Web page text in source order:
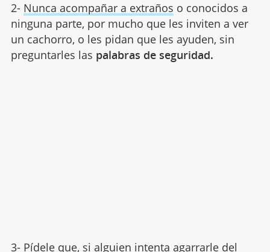
2- Nunca acompañar a extraños o conocidos a
ninguna parte, por mucho que les inviten a ver
un cachorro, o les pidan que les ayuden, sin
preguntarles las palabras de seguridad.
3- Pídele que, si alguien intenta agarrarle del